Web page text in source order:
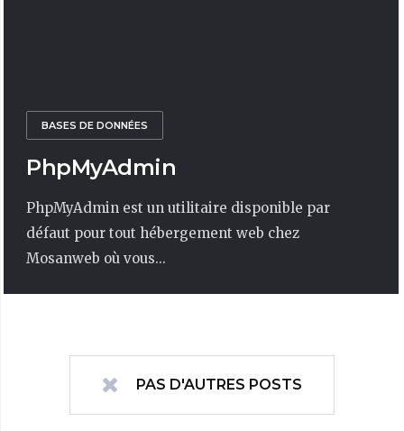
BASES DE DONNÉES
PhpMyAdmin
PhpMyAdmin est un utilitaire disponible par
défaut pour tout hébergement web chez
Mosanweb où vous...
PAS D'AUTRES POSTS